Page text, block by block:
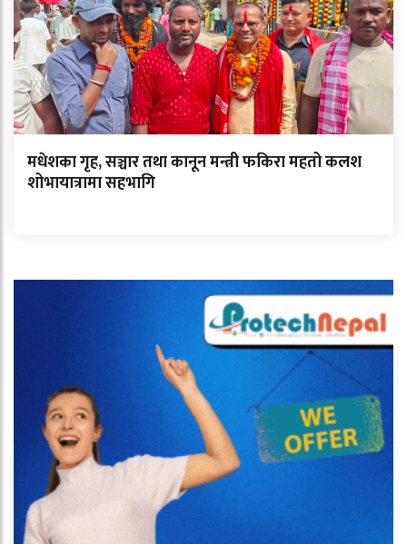
मधेशका गृह, सञ्चार तथा कानून मन्त्री फकिरा महतो कलश
शोभायात्रामा सहभागि